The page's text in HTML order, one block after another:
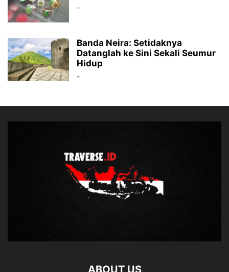
-
Banda Neira: Setidaknya
Datanglah ke Sini Sekali Seumur
Hidup
-
ABOUT US